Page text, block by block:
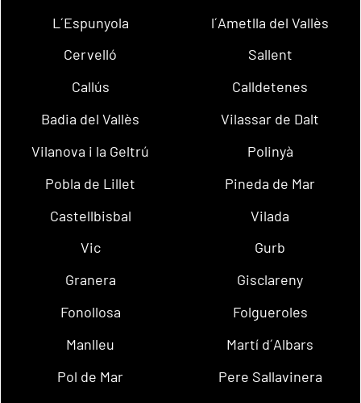
L´Espunyola
l´Ametlla del Vallès
Cervelló
Sallent
Callús
Calldetenes
Badia del Vallès
Vilassar de Dalt
Vilanova i la Geltrú
Polinyà
Pobla de Lillet
Pineda de Mar
Castellbisbal
Vilada
Vic
Gurb
Granera
Gisclareny
Fonollosa
Folgueroles
Manlleu
Martí d´Albars
Pol de Mar
Pere Sallavinera